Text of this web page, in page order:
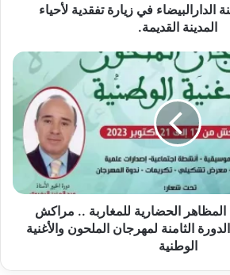
في زيارة تفقدية لأحياء
المدينة القديمة.
الحضارية للمغاربة .. مراكش
الثامنة لمهرجان الملحون والأغنية
الوطنية